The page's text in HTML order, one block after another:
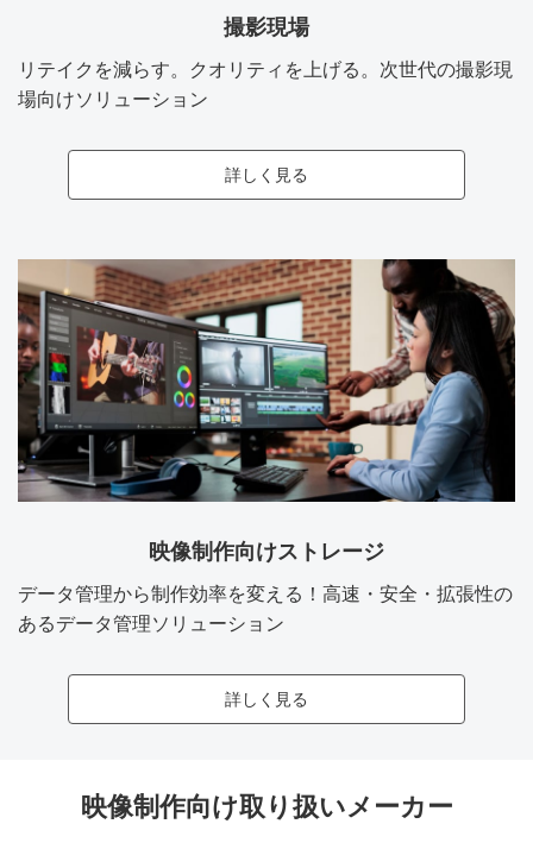
撮影現場
リテイクを減らす。クオリティを上げる。次世代の撮影現
場向けソリューション
詳しく見る
映像制作向けストレージ
データ管理から制作効率を変える！高速・安全・拡張性の
あるデータ管理ソリューション
詳しく見る
映像制作向け取り扱いメーカー